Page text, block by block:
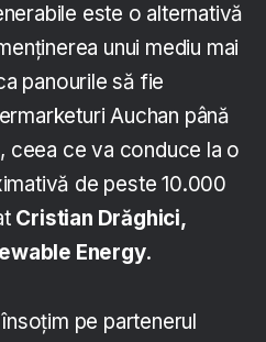
este o alternativă
unui mediu mai
panourile să fie
Auchan până
ceea ce va conduce la o
de peste 10.000
Cristian Drăghici,
Energy.
pe partenerul